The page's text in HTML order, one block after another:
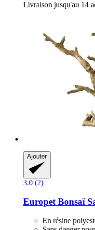
Livraison jusqu'au 14
Ajouter
3.0 (2)
Europet Bonsaï
En résine